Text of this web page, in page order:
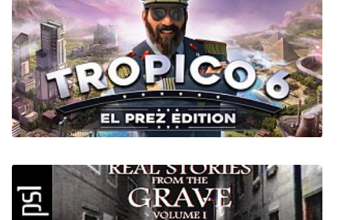
V-Rally 4 Ultimate Edition